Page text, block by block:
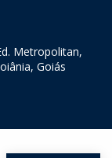
Metropolitan,
Goiás